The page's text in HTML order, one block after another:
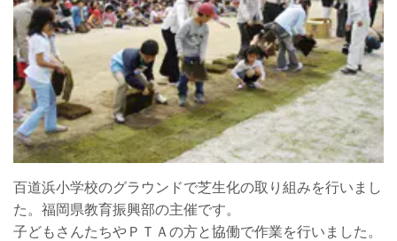
百道浜小学校のグラウンドで芝生化の取り組みを行いまし
た。福岡県教育振興部の主催です。
子どもさんたちやＰＴＡの方と協働で作業を行いました。